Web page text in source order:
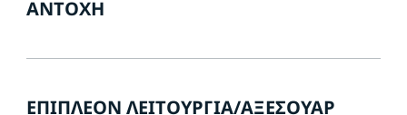
ΑΝΤΟΧΉ
ΕΠΙΠΛΈΟΝ ΛΕΙΤΟΥΡΓΊΑ/ΑΞΕΣΟΥΆΡ